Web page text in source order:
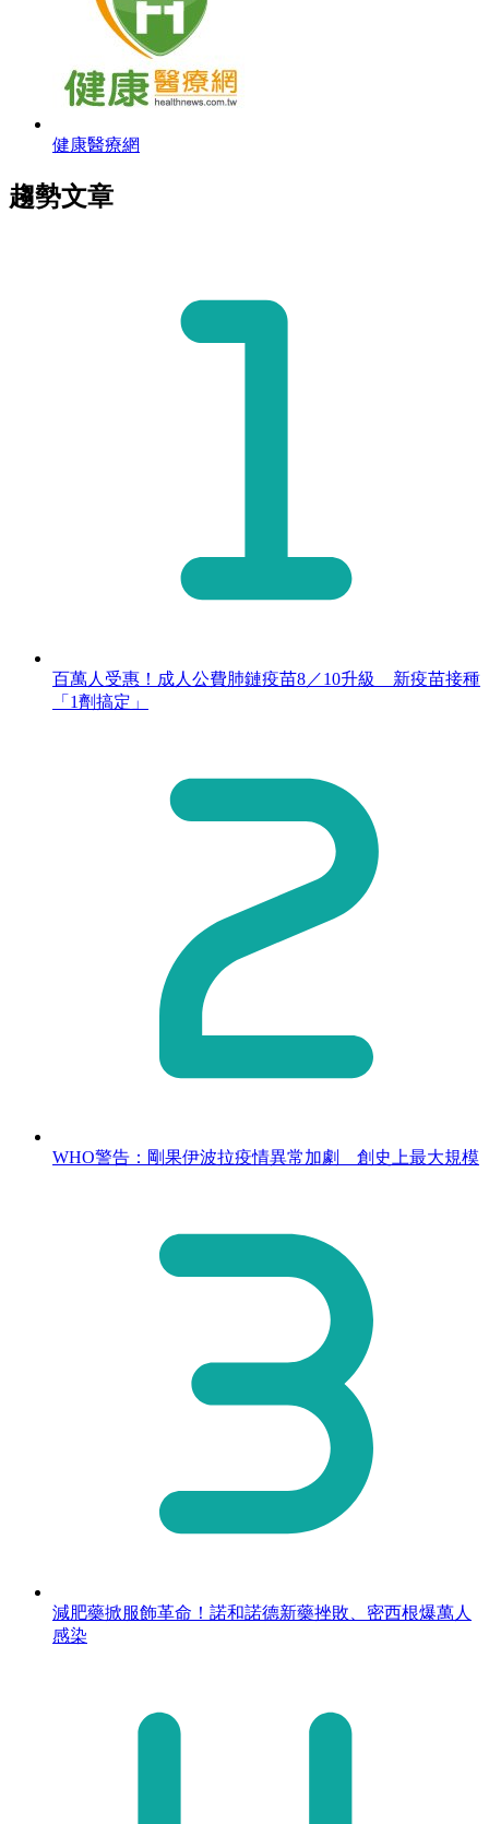
健康醫療網
趨勢文章
百萬人受惠！成人公費肺鏈疫苗8／10升級 新疫苗接種
「1劑搞定」
WHO警告：剛果伊波拉疫情異常加劇 創史上最大規模
減肥藥掀服飾革命！諾和諾德新藥挫敗、密西根爆萬人
感染